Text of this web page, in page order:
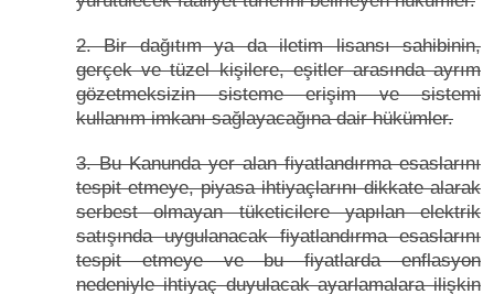
2. Bir dağıtım ya da iletim lisansı sahibinin,
gerçek ve tüzel kişilere, eşitler arasında ayrım
gözetmeksizin sisteme erişim ve sistemi
kullanım imkanı sağlayacağına dair hükümler.
3. Bu Kanunda yer alan fiyatlandırma esaslarını
tespit etmeye, piyasa ihtiyaçlarını dikkate alarak
serbest olmayan tüketicilere yapılan elektrik
satışında uygulanacak fiyatlandırma esaslarını
tespit etmeye ve bu fiyatlarda enflasyon
nedeniyle ihtiyaç duyulacak ayarlamalara ilişkin